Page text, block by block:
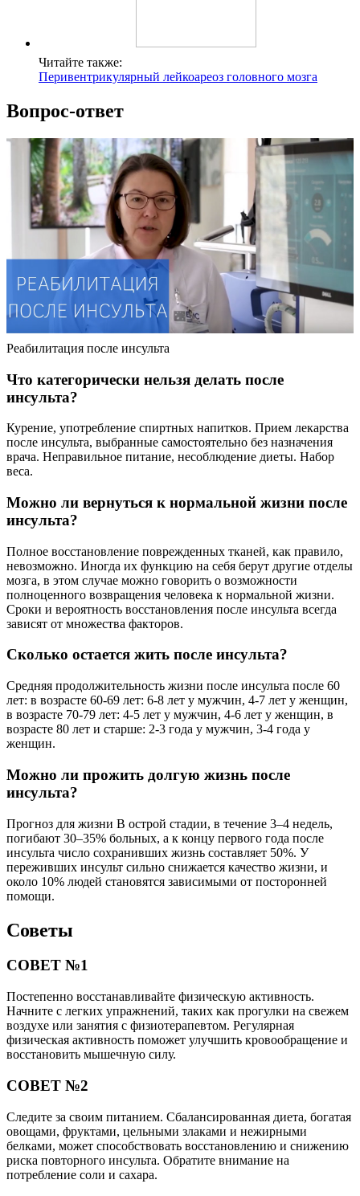
Читайте также:
Перивентрикулярный лейкоареоз головного мозга
Вопрос-ответ
Реабилитация после инсульта
Что категорически нельзя делать после
инсульта?
Курение, употребление спиртных напитков. Прием лекарства
после инсульта, выбранные самостоятельно без назначения
врача. Неправильное питание, несоблюдение диеты. Набор
веса.
Можно ли вернуться к нормальной жизни после
инсульта?
Полное восстановление поврежденных тканей, как правило,
невозможно. Иногда их функцию на себя берут другие отделы
мозга, в этом случае можно говорить о возможности
полноценного возвращения человека к нормальной жизни.
Сроки и вероятность восстановления после инсульта всегда
зависят от множества факторов.
Сколько остается жить после инсульта?
Средняя продолжительность жизни после инсульта после 60
лет: в возрасте 60-69 лет: 6-8 лет у мужчин, 4-7 лет у женщин,
в возрасте 70-79 лет: 4-5 лет у мужчин, 4-6 лет у женщин, в
возрасте 80 лет и старше: 2-3 года у мужчин, 3-4 года у
женщин.
Можно ли прожить долгую жизнь после
инсульта?
Прогноз для жизни В острой стадии, в течение 3–4 недель,
погибают 30–35% больных, а к концу первого года после
инсульта число сохранивших жизнь составляет 50%. У
переживших инсульт сильно снижается качество жизни, и
около 10% людей становятся зависимыми от посторонней
помощи.
Советы
СОВЕТ №1
Постепенно восстанавливайте физическую активность.
Начните с легких упражнений, таких как прогулки на свежем
воздухе или занятия с физиотерапевтом. Регулярная
физическая активность поможет улучшить кровообращение и
восстановить мышечную силу.
СОВЕТ №2
Следите за своим питанием. Сбалансированная диета, богатая
овощами, фруктами, цельными злаками и нежирными
белками, может способствовать восстановлению и снижению
риска повторного инсульта. Обратите внимание на
потребление соли и сахара.